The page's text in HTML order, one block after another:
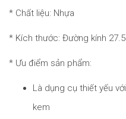
* Chất liệu: Nhựa
* Kích thước: Đường kính
* Ưu điểm sản phẩm:
Là dụng cụ thiết yếu
kem